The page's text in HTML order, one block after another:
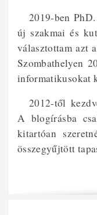
2019-ben PhD. doktori címem megszerzése után
új szakmai és
választottam azt
Szombathelyen
informatikusokat
2012-től kezdve készítek egyetemi jegyzeteket.
A blogírásba
kitartóan
összegyűjtött